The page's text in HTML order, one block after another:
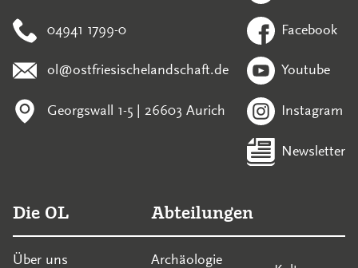
04941 1799-0
ol@ostfriesischelandschaft.de
Georgswall 1-5 | 26603 Aurich
Facebook
Youtube
Instagram
Newsletter
Die OL
Über uns
Abteilungen
Archäologie